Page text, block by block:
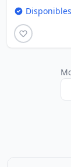
Disponibles